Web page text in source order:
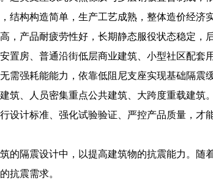
结构构造简单，生产工艺成熟，整体造价经济
，产品耐疲劳性好，长期静态服役状态稳定，
置房、普通沿街低层商业建筑、小型社区配套
需强耗能能力，依靠低阻尼支座实现基础隔震
筑、人员密集重点公共建筑、大跨度重载建筑。
设计标准、强化试验验证、严控产品质量，才
的隔震设计中，以提高建筑物的抗震能力。随
抗震需求。